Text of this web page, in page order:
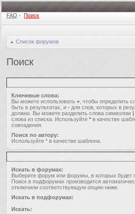
FAQ • Поиск
Список форумов
Поиск
Ключевые слова:
Вы можете использовать + , чтобы определить
быть в результатах, и - для слов, которых в
должно. Вы можете разделить слова символом |
слова из списка. Используйте * в качестве
совпадения.
Поиск по автору:
Используйте * в качестве шаблона.
Искать в форумах:
Выберите форум или форумы, в которых будет
Поиск в подфорумах производится
отключили соответствующую опцию ниже.
Искать в подфорумах:
Искать: